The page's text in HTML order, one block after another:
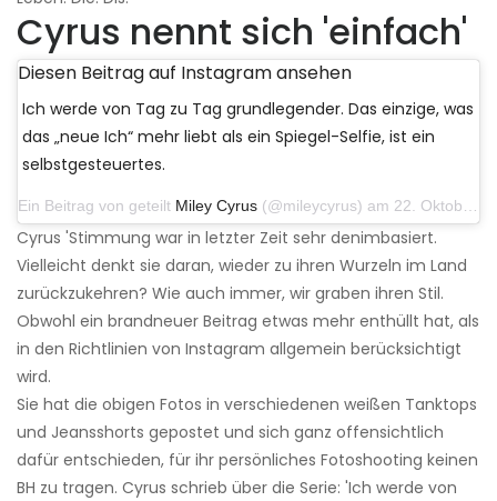
Cyrus nennt sich 'einfach'
Diesen Beitrag auf Instagram ansehen
Ich werde von Tag zu Tag grundlegender. Das einzige, was
das „neue Ich“ mehr liebt als ein Spiegel-Selfie, ist ein
selbstgesteuertes.
Ein Beitrag von geteilt Miley Cyrus (@mileycyrus) am 22. Oktober 2019 um 11:39 Uhr PDT
Cyrus 'Stimmung war in letzter Zeit sehr denimbasiert.
Vielleicht denkt sie daran, wieder zu ihren Wurzeln im Land
zurückzukehren? Wie auch immer, wir graben ihren Stil.
Obwohl ein brandneuer Beitrag etwas mehr enthüllt hat, als
in den Richtlinien von Instagram allgemein berücksichtigt
wird.
Sie hat die obigen Fotos in verschiedenen weißen Tanktops
und Jeansshorts gepostet und sich ganz offensichtlich
dafür entschieden, für ihr persönliches Fotoshooting keinen
BH zu tragen. Cyrus schrieb über die Serie: 'Ich werde von